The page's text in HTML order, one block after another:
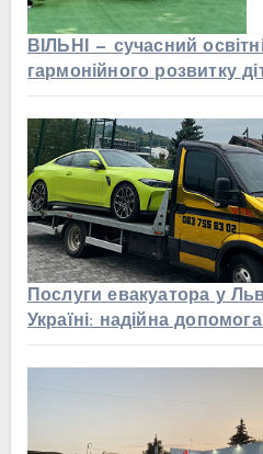
ВІЛЬНІ — сучасний
гармонійного розвитку
Послуги евакуатора у
Україні: надійна